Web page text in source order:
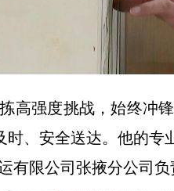
高强度挑战，始终冲
、安全送达。他的
有限公司张掖分公司负